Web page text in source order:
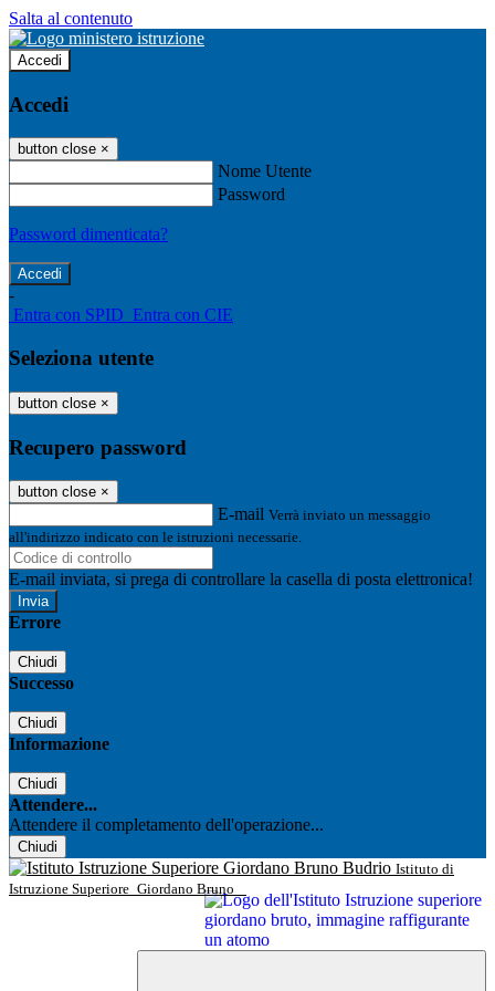
Salta al contenuto
Accedi
Accedi
button close ×
Nome Utente
Password
Password dimenticata?
-
Entra con SPID Entra con CIE
Seleziona utente
button close ×
Recupero password
button close ×
E-mail Verrà inviato un messaggio
all'indirizzo indicato con le istruzioni necessarie.
E-mail inviata, si prega di controllare la casella di posta elettronica!
Errore
Chiudi
Successo
Chiudi
Informazione
Chiudi
Attendere...
Attendere il completamento dell'operazione...
Chiudi
Istituto di
Istruzione Superiore Giordano Bruno